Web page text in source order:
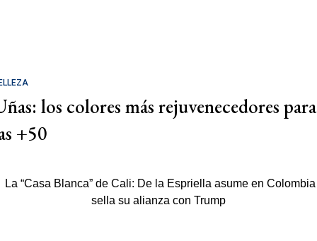
los colores más rejuvenecedores para
+50